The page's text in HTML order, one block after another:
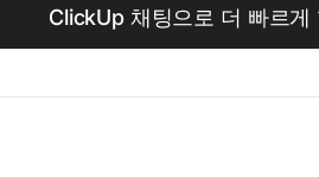
ClickUp 채팅으로 더 빠르게